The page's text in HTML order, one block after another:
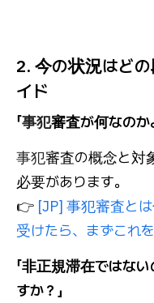
2. 今の状況はど
イド
「事犯審査が何なのか
事犯審査の概念と対
必要があります。
👉 [JP] 事犯審査と
受けたら、まずこれ
「非正規滞在ではな
すか？」